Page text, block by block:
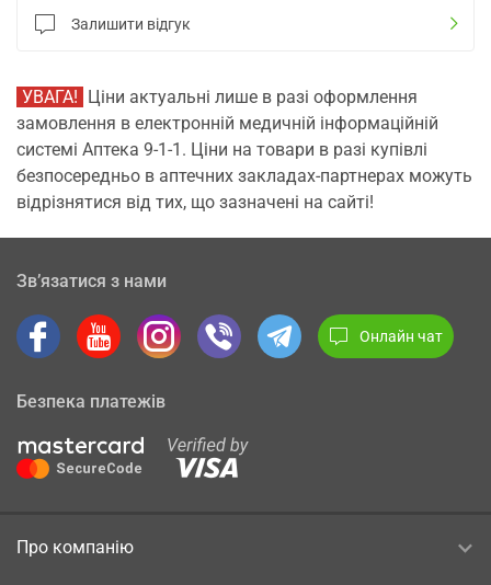
Залишити відгук
УВАГА! Ціни актуальні лише в разі оформлення
замовлення в електронній медичній інформаційній
системі Аптека 9-1-1. Ціни на товари в разі купівлі
безпосередньо в аптечних закладах-партнерах можуть
відрізнятися від тих, що зазначені на сайті!
Зв’язатися з нами
Онлайн чат
Безпека платежів
Про компанію